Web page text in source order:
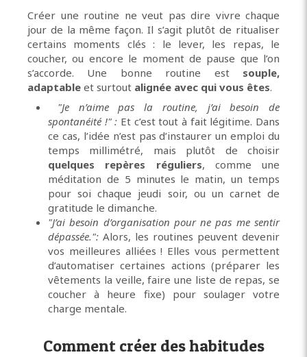
Créer une routine ne veut pas dire vivre chaque
jour de la même façon. Il s’agit plutôt de ritualiser
certains moments clés : le lever, les repas, le
coucher, ou encore le moment de pause que l’on
s’accorde. Une bonne routine est souple,
adaptable et surtout alignée avec qui vous êtes.
"Je n’aime pas la routine, j’ai besoin de
spontanéité !": Et c’est tout à fait légitime. Dans
ce cas, l’idée n’est pas d’instaurer un emploi du
temps millimétré, mais plutôt de choisir
quelques repères réguliers, comme une
méditation de 5 minutes le matin, un temps
pour soi chaque jeudi soir, ou un carnet de
gratitude le dimanche.
"J’ai besoin d’organisation pour ne pas me sentir
dépassée.": Alors, les routines peuvent devenir
vos meilleures alliées ! Elles vous permettent
d’automatiser certaines actions (préparer les
vêtements la veille, faire une liste de repas, se
coucher à heure fixe) pour soulager votre
charge mentale.
Comment créer des habitudes